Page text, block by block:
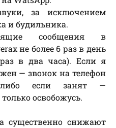
за исключением
и будильника.
сообщения в
не более 6 раз в день
в два часа). Если я
— звонок на телефон
если занят —
освобожусь.
существенно снижают